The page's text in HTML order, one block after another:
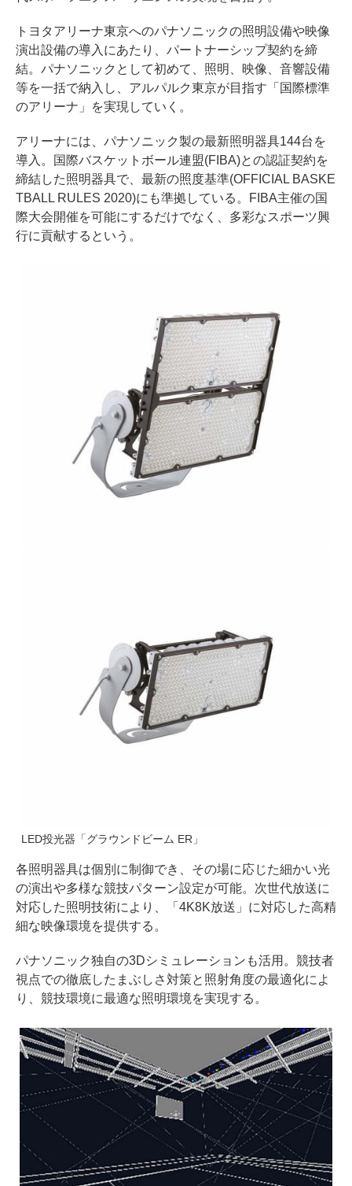
トヨタアリーナ東京へのパナソニックの照明設備や映像
演出設備の導入にあたり、パートナーシップ契約を締
結。パナソニックとして初めて、照明、映像、音響設備
等を一括で納入し、アルパルク東京が目指す「国際標準
のアリーナ」を実現していく。
アリーナには、パナソニック製の最新照明器具144台を
導入。国際バスケットボール連盟(FIBA)との認証契約を
締結した照明器具で、最新の照度基準(OFFICIAL BASKE
TBALL RULES 2020)にも準拠している。FIBA主催の国
際大会開催を可能にするだけでなく、多彩なスポーツ興
行に貢献するという。
LED投光器「グラウンドビーム ER」
各照明器具は個別に制御でき、その場に応じた細かい光
の演出や多様な競技パターン設定が可能。次世代放送に
対応した照明技術により、「4K8K放送」に対応した高精
細な映像環境を提供する。
パナソニック独自の3Dシミュレーションも活用。競技者
視点での徹底したまぶしさ対策と照射角度の最適化によ
り、競技環境に最適な照明環境を実現する。